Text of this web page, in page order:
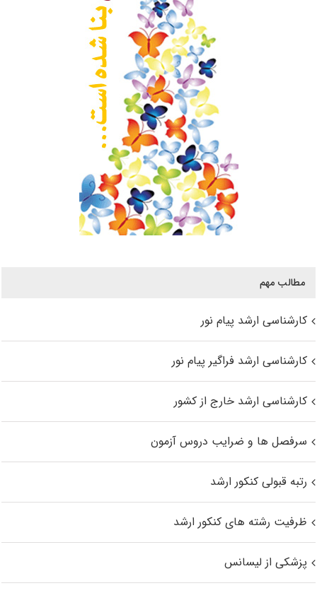
مطالب مهم
کارشناسی ارشد پیام نور
کارشناسی ارشد فراگیر پیام نور
کارشناسی ارشد خارج از کشور
سرفصل ها و ضرایب دروس آزمون
رتبه قبولی کنکور ارشد
ظرفیت رشته های کنکور ارشد
پزشکی از لیسانس